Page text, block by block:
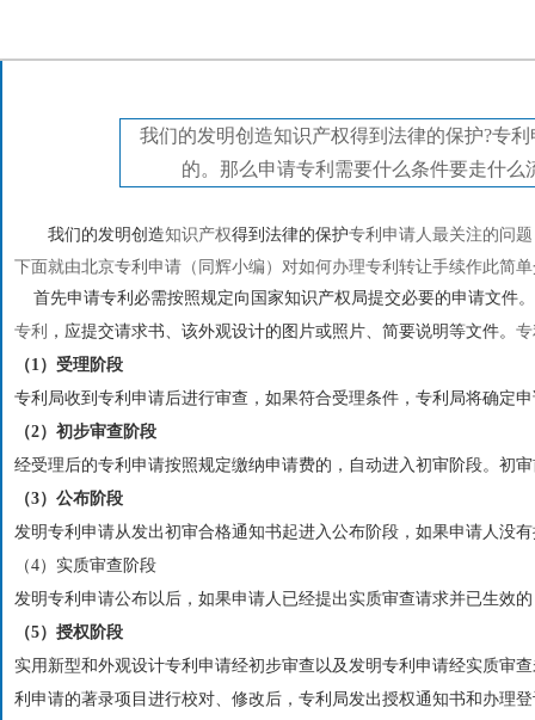
我们的发明创造知识产权得到法律的保护?专
的。那么申请专利需要什么条件要走什
我们的发明创造知识产权得到法律的保护专利申请人最关注的问
下面就由北京专利申请 （同辉小编）对如何办理专利转让手续作此简
首先申请专利必需按照规定向国家知识产权局提交必要的申请文件
专利
，应提交请求书、该外观设计的图片或照片、简要说明等文件。
（1）受理阶段
专利局收到专利申请后进行审查，如果符合受理条件，专利局将确定
（2）初步审查阶段
经受理后的专利申请按照规定缴纳申请费的，自动进入初审阶段。初
（3）公布阶段
发明专利申请从发出初审合格通知书起进入公布阶段，如果申请人没
（4）实质审查阶段
发明专利申请公布以后，如果申请人已经提出实质审查请求并已生效
（5）授权阶段
实用新型和外观设计专利申请经初步审查以及发明专利申请经实质审
利申请的著录项目进行校对、修改后，专利局发出授权通知书和办理